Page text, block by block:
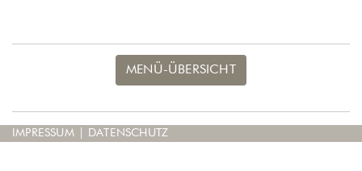
MENÜ-ÜBERSICHT
IMPRESSUM DATENSCHUTZ